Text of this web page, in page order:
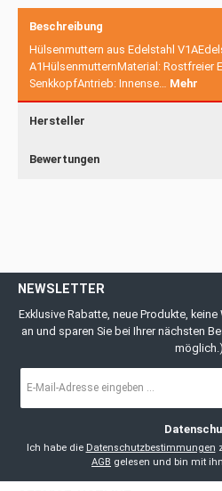
Beschreibung
Hülsenmuttern aus Edelstahl
A1HülsenmutternMaterial: Rostfreier
SenkkopfAntrieb: Innense… Mehr
Hersteller
Bewertungen
NEWSLETTER
Exklusive Rabatte, neue Produkte,
an und sparen Sie bei Ihrer nächsten
möglich.)
Mail-
Ich habe die Datenschutzbestimmungen
AGB gelesen und bin mit